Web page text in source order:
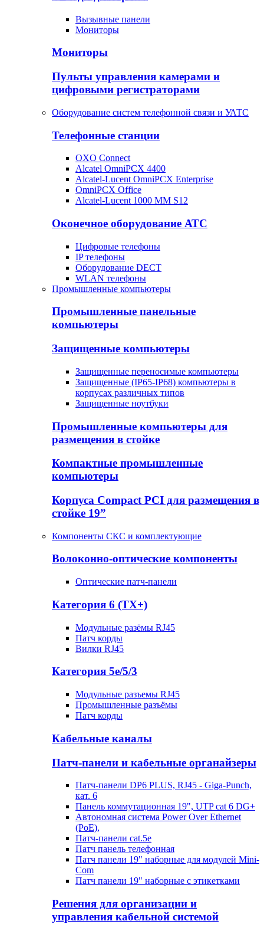
Вызывные панели
Мониторы
Мониторы
Пульты управления камерами и
цифровыми регистраторами
Оборудование систем телефонной связи и УАТС
Телефонные станции
OXO Connect
Alcatel OmniPCX 4400
Alcatel-Lucent OmniPCX Enterprise
OmniPCX Office
Alcatel-Lucent 1000 MM S12
Оконечное оборудование АТС
Цифровые телефоны
IP телефоны
Оборудование DECT
WLAN телефоны
Промышленные компьютеры
Промышленные панельные
компьютеры
Защищенные компьютеры
Защищенные переносимые компьютеры
Защищенные (IP65-IP68) компьютеры в
корпусах различных типов
Защищенные ноутбуки
Промышленные компьютеры для
размещения в стойке
Компактные промышленные
компьютеры
Корпуса Compact PCI для размещения в
стойке 19”
Компоненты СКС и комплектующие
Волоконно-оптические компоненты
Оптические патч-панели
Категория 6 (TX+)
Модульные разёмы RJ45
Патч корды
Вилки RJ45
Категория 5е/5/3
Модульные разъемы RJ45
Промышленные разъёмы
Патч корды
Кабельные каналы
Патч-панели и кабельные органайзеры
Патч-панели DP6 PLUS, RJ45 - Giga-Punch,
кат. 6
Панель коммутационная 19", UTP cat 6 DG+
Автономная система Power Over Ethernet
(PoE),
Патч-панели cat.5e
Патч панель телефонная
Патч панели 19" наборные для модулей Mini-
Com
Патч панели 19" наборные с этикетками
Решения для организации и
управления кабельной системой